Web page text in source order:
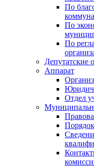
По
По
По
Депутатские
Аппарат
Отдел